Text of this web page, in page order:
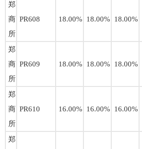
郑
商
所
PR608 18.00% 18.00% 18.00%
郑
商
所
PR609 18.00% 18.00% 18.00%
郑
商
所
PR610 16.00% 16.00% 16.00%
郑